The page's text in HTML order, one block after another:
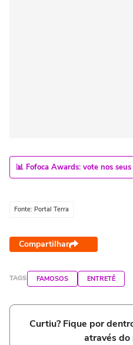
📊 Fofoca Awards: vote nos
Fonte: Portal Terra
Compartilhar
TAGS FAMOSOS ENTRETÊ
Curtiu? Fique por
através do